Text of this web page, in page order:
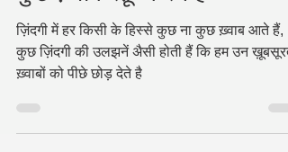
कुछ ख़्वाब रफ़ू करने हैं
ज़िंदगी में हर किसी के हिस्से कुछ ना कुछ ख़्वाब आते हैं,
कुछ ज़िंदगी की उलझनें अैसी होती हैं कि हम उन ख़ूबसूरत